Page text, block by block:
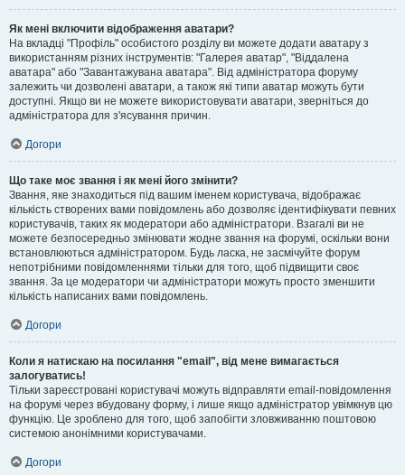
Як мені включити відображення аватари?
На вкладці "Профіль" особистого розділу ви можете додати аватару з
використанням різних інструментів: "Галерея аватар", "Віддалена
аватара" або "Завантажувана аватара". Від адміністратора форуму
залежить чи дозволені аватари, а також які типи аватар можуть бути
доступні. Якщо ви не можете використовувати аватари, зверніться до
адміністратора для з'ясування причин.
Догори
Що таке моє звання і як мені його змінити?
Звання, яке знаходиться під вашим іменем користувача, відображає
кількість створених вами повідомлень або дозволяє ідентифікувати певних
користувачів, таких як модератори або адміністратори. Взагалі ви не
можете безпосередньо змінювати жодне звання на форумі, оскільки вони
встановлюються адміністратором. Будь ласка, не засмічуйте форум
непотрібними повідомленнями тільки для того, щоб підвищити своє
звання. За це модератори чи адміністратори можуть просто зменшити
кількість написаних вами повідомлень.
Догори
Коли я натискаю на посилання "email", від мене вимагається
залогуватись!
Тільки зареєстровані користувачі можуть відправляти email-повідомлення
на форумі через вбудовану форму, і лише якщо адміністратор увімкнув цю
функцію. Це зроблено для того, щоб запобігти зловживанню поштовою
системою анонімними користувачами.
Догори